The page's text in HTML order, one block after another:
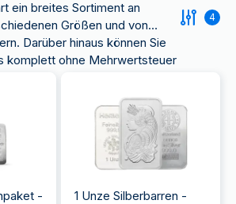
ein breites Sortiment an
Größen und von
Darüber hinaus können Sie
komplett ohne Mehrwertsteuer
4
-
1 Unze Silberbarren -